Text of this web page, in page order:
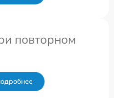
повторном